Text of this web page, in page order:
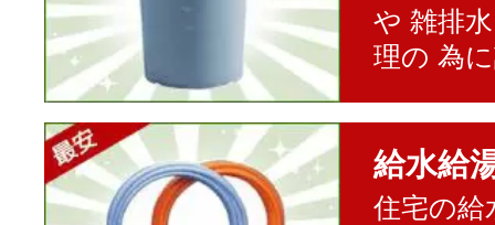
や 雑排
理の 為
給水給
住宅の給